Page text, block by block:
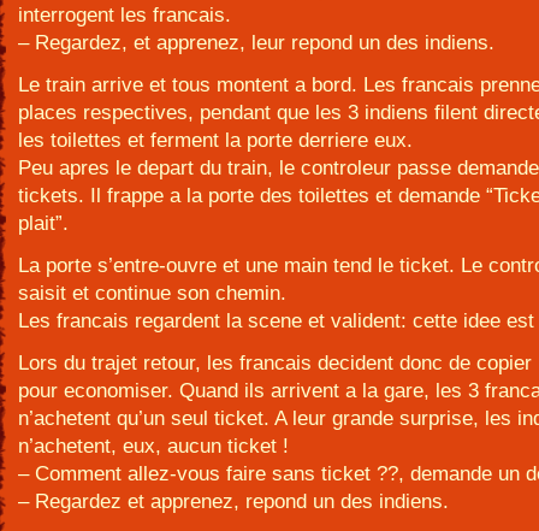
interrogent les francais.
– Regardez, et apprenez, leur repond un des indiens.
Le train arrive et tous montent a bord. Les francais
places respectives, pendant que les 3 indiens filent
les toilettes et ferment la porte derriere eux.
Peu apres le depart du train, le controleur passe
tickets. Il frappe a la porte des toilettes et demande
plait”.
La porte s’entre-ouvre et une main tend le ticket. Le
saisit et continue son chemin.
Les francais regardent la scene et valident: cette idee
Lors du trajet retour, les francais decident donc de copier
pour economiser. Quand ils arrivent a la gare, les 3
n’achetent qu’un seul ticket. A leur grande surprise, les
n’achetent, eux, aucun ticket !
– Comment allez-vous faire sans ticket ??, demande un
– Regardez et apprenez, repond un des indiens.